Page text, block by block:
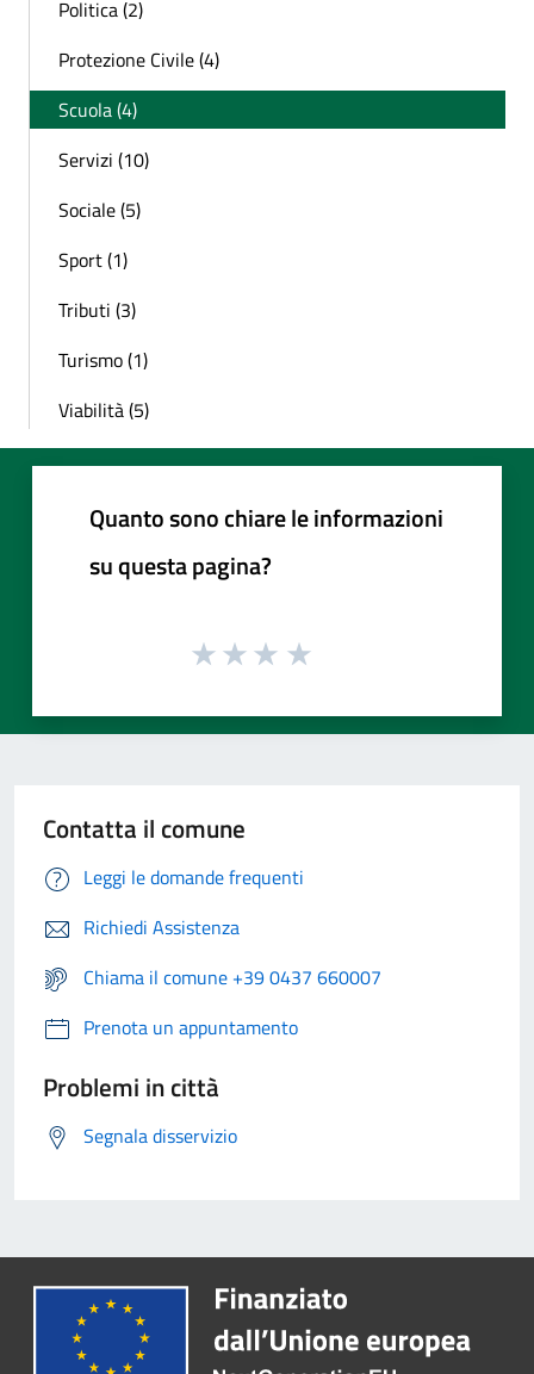
Politica (2)
Protezione Civile (4)
Scuola (4)
Servizi (10)
Sociale (5)
Sport (1)
Tributi (3)
Turismo (1)
Viabilità (5)
Quanto sono chiare le informazioni
su questa pagina?
Contatta il comune
Leggi le domande frequenti
Richiedi Assistenza
Chiama il comune +39 0437 660007
Prenota un appuntamento
Problemi in città
Segnala disservizio